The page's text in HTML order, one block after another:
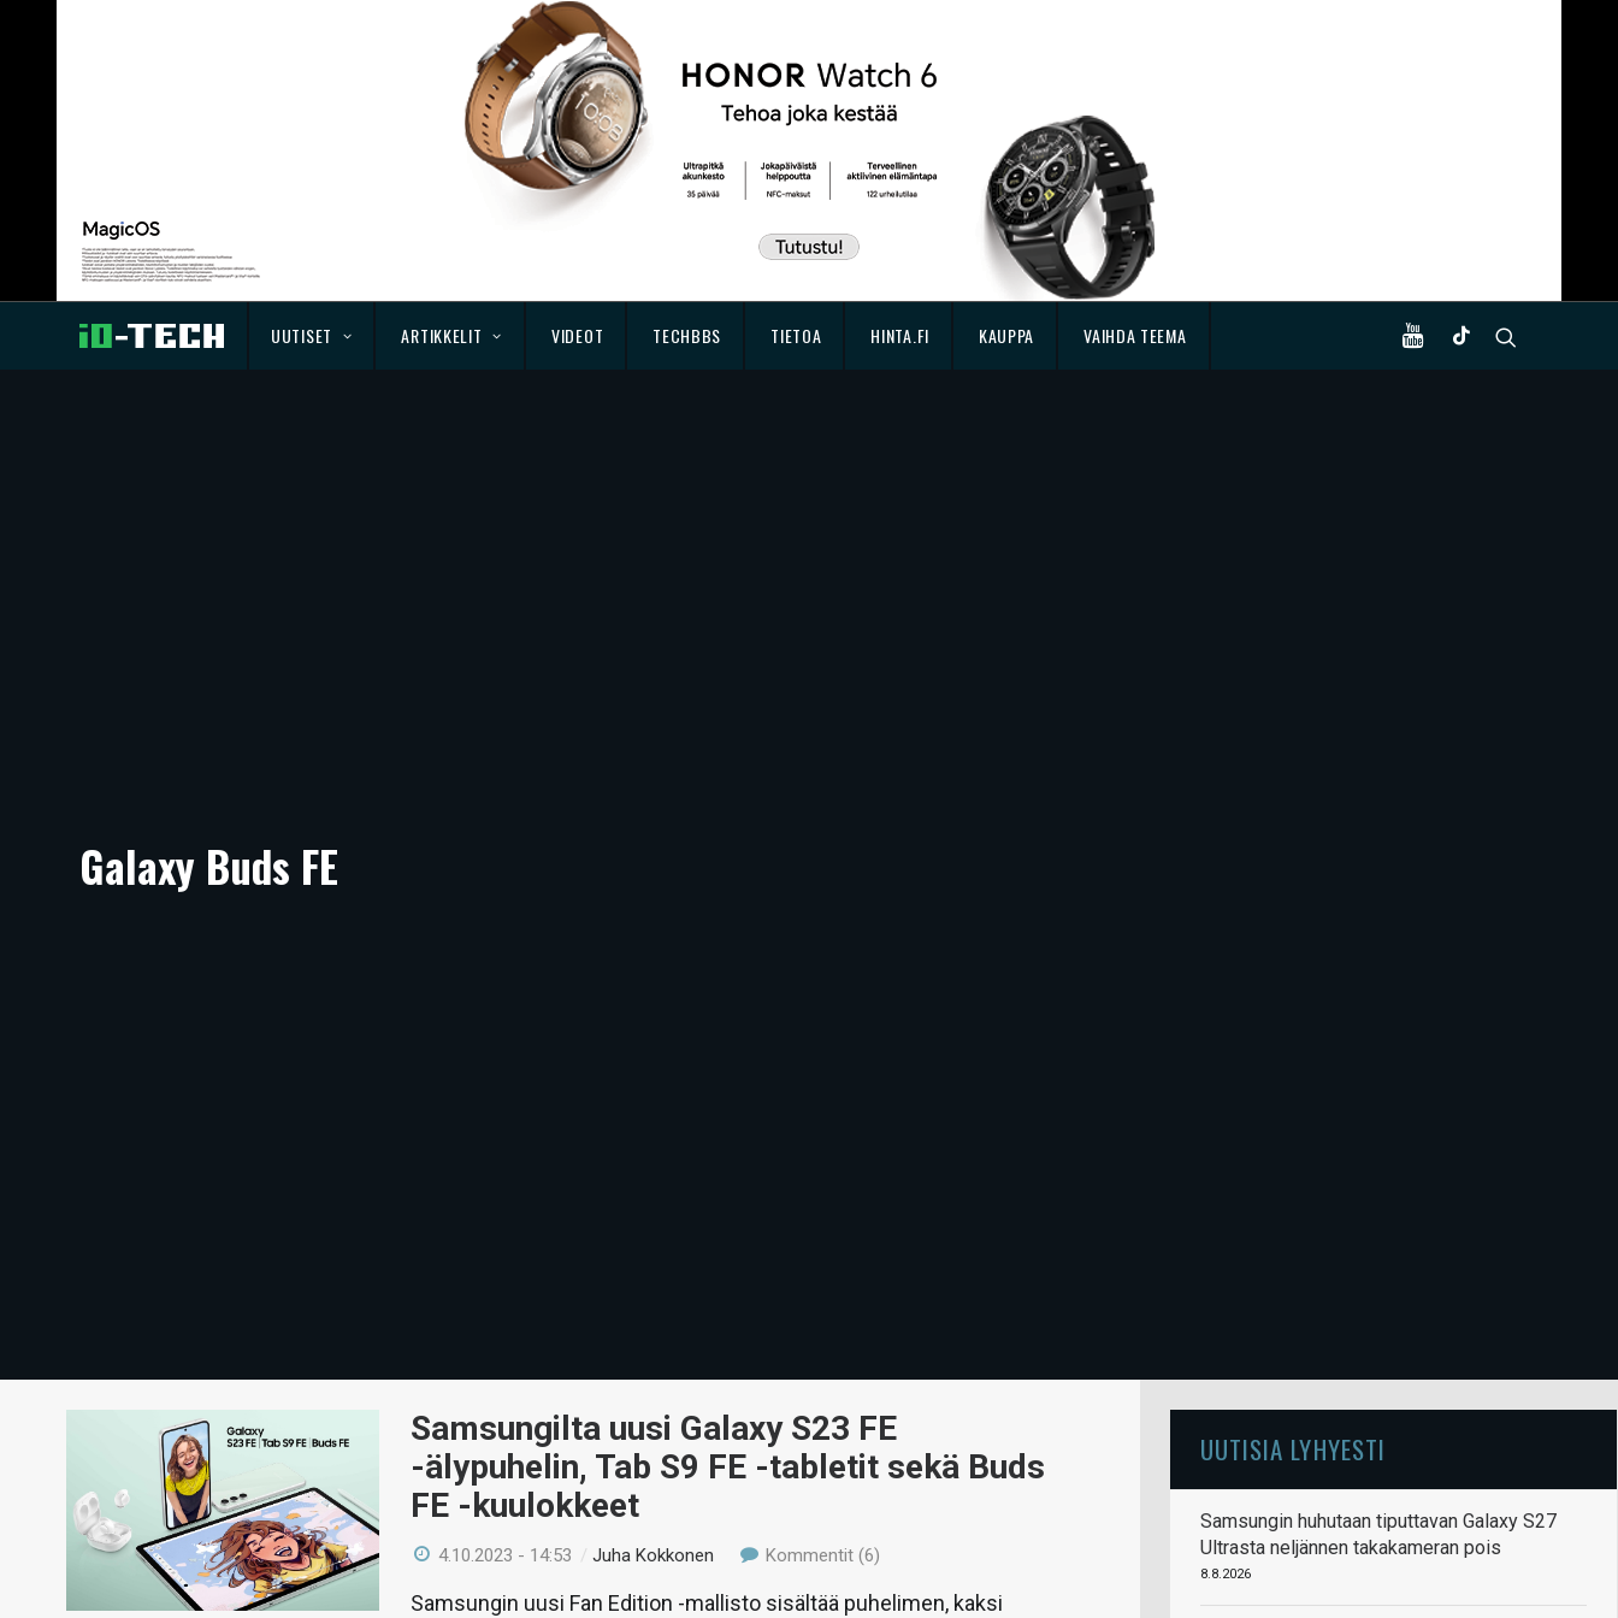
UUTISET ARTIKKELIT VIDEOT TECHBBS TIETOA HINTA.FI KAUPPA VAIHDA TEEMA
Galaxy Buds FE
Samsungilta uusi Galaxy S23 FE
-älypuhelin, Tab S9 FE -tabletit sekä Buds
FE -kuulokkeet
4.10.2023 - 14:53 /Juha Kokkonen Kommentit (6)
Samsungin uusi Fan Edition -mallisto sisältää puhelimen, kaksi
UUTISIA LYHYESTI
Samsungin huhutaan tiputtavan Galaxy S27
Ultrasta neljännen takakameran pois
8.8.2026